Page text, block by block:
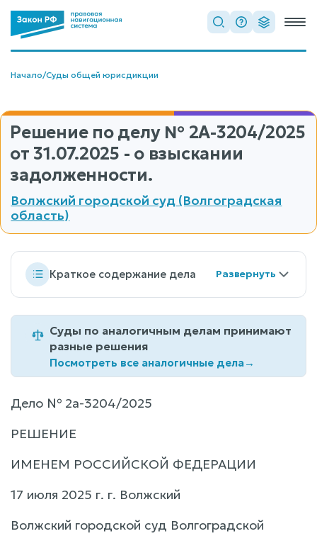
Начало/Суды общей юрисдикции
Решение по делу № 2А-3204/2025
от 31.07.2025 - о взыскании
задолженности.
Волжский городской суд (Волгоградская
область)
Краткое содержание дела
Суды по аналогичным делам принимают
разные решения
Посмотреть все аналогичные дела→
Дело № 2а-3204/2025
РЕШЕНИЕ
ИМЕНЕМ РОССИЙСКОЙ ФЕДЕРАЦИИ
17 июля 2025 г. г. Волжский
Волжский городской суд Волгоградской